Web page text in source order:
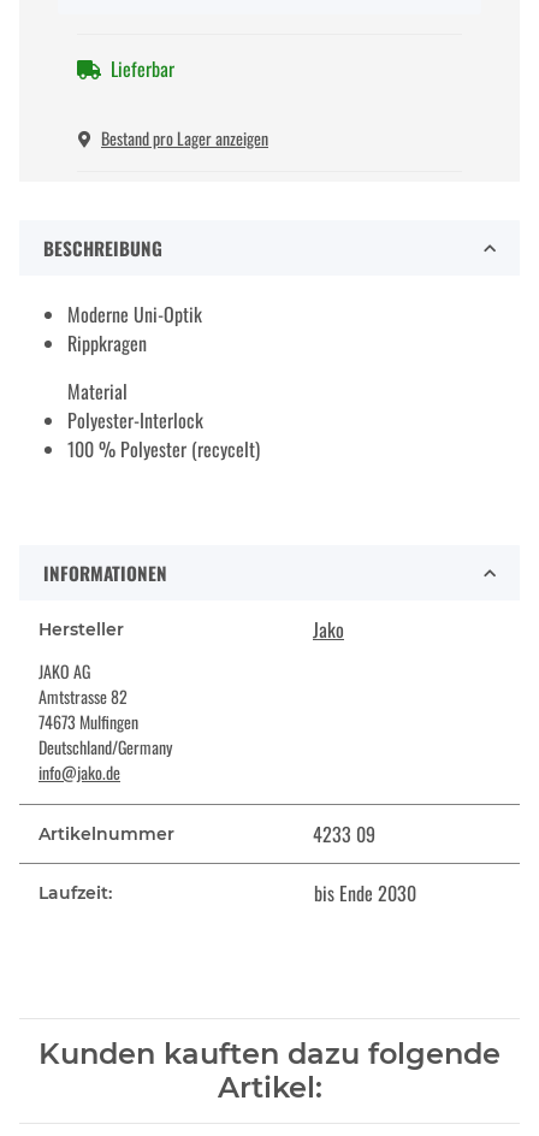
Lieferbar
Bestand pro Lager anzeigen
BESCHREIBUNG
Moderne Uni-Optik
Rippkragen
Material
Polyester-Interlock
100 % Polyester (recycelt)
INFORMATIONEN
Hersteller Jako
JAKO AG
Amtstrasse 82
74673 Mulfingen
Deutschland/Germany
info@jako.de
Artikelnummer 4233 09
Laufzeit: bis Ende 2030
Kunden kauften dazu folgende
Artikel: